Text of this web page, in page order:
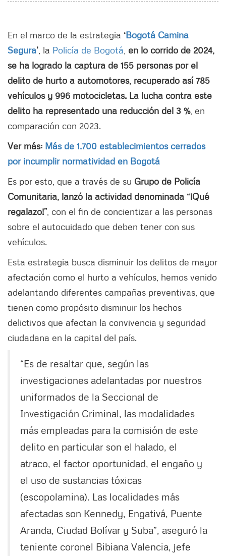
En el marco de la estrategia ‘Bogotá Camina
Segura’ , la Policía de Bogotá en lo corrido de 2024,
se ha logrado la captura de 155 personas por el
delito de hurto a automotores, recuperado así 785
vehículos y 996 motocicletas. La lucha contra este
delito ha representado una reducción del 3 %, en
comparación con 2023.
Ver más: Más de 1.700 establecimientos cerrados
por incumplir normatividad en Bogotá
Es por esto, que a través de su Grupo de Policía
Comunitaria, lanzó la actividad denominada “¡Qué
regalazo!” , con el fin de concientizar a las personas
sobre el autocuidado que deben tener con sus
vehículos.
Esta estrategia busca disminuir los delitos de mayor
afectación como el hurto a vehículos, hemos venido
adelantando diferentes campañas preventivas, que
tienen como propósito disminuir los hechos
delictivos que afectan la convivencia y seguridad
ciudadana en la capital del país.
“Es de resaltar que, según las
investigaciones adelantadas por nuestros
uniformados de la Seccional de
Investigación Criminal, las modalidades
más empleadas para la comisión de este
delito en particular son el halado, el
atraco, el factor oportunidad, el engaño y
el uso de sustancias tóxicas
(escopolamina). Las localidades más
afectadas son Kennedy, Engativá, Puente
Aranda, Ciudad Bolívar y Suba”, aseguró la
teniente coronel Bibiana Valencia, jefe